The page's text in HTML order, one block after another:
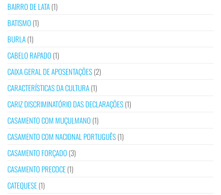
BAIRRO DE LATA(1)
BATISMO (1)
BURLA(1)
CABELO RAPADO (1)
CAIXA GERAL DE APOSENTAÇÕES(2)
CARACTERÍSTICAS DA CULTURA(1)
CARIZ DISCRIMINATÓRIO DAS DECLARAÇÕES(1)
CASAMENTO COM MUÇULMANO (1)
CASAMENTO COM NACIONAL PORTUGUÊS(1)
CASAMENTO FORÇADO (3)
CASAMENTO PRECOCE(1)
CATEQUESE(1)